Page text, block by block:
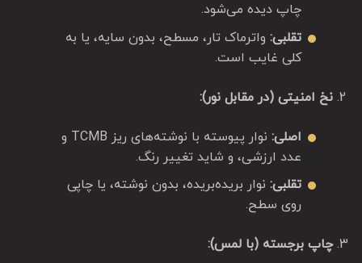
چاپ دیده می‌شود.
تقلبی:واترماک تار، مسطح، بدون سایه، یا به
کلی غایب است.
نخ امنیتی (در مقابل نور):
اصلی:
نوار پیوسته با نوشته‌های ریز TCMB و
عدد ارزشی، و شاید تغییر رنگ.
تقلبی:نوار بریده‌بریده، بدون نوشته، یا چاپی
روی سطح.
چاپ برجسته (با لمس):